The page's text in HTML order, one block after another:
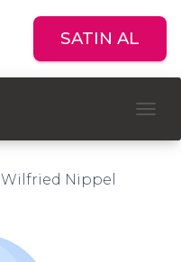
SATIN AL
Wilfried Nippel